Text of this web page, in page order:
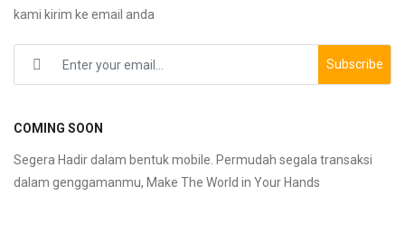
kami kirim ke email anda
Subscribe
COMING SOON
Segera Hadir dalam bentuk mobile. Permudah segala transaksi
dalam genggamanmu, Make The World in Your Hands